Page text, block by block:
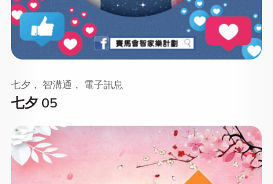
七夕 05
七夕， 智溝通， 電子訊息